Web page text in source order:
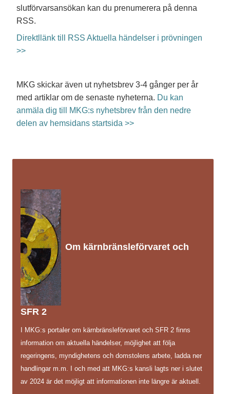
slutförvarsansökan kan du prenumerera på denna
RSS.
Direktllänk till RSS Aktuella händelser i prövningen
>>
MKG skickar även ut nyhetsbrev 3-4 gånger per år
med artiklar om de senaste nyheterna. Du kan
anmäla dig till MKG:s nyhetsbrev från den nedre
delen av hemsidans startsida >>
Om kärnbränsleförvaret och
SFR 2
I MKG:s portaler om kärnbränsleförvaret och SFR 2 finns
information om aktuella händelser, möjlighet att följa
regeringens, myndighetens och domstolens arbete, ladda ner
handlingar m.m. I och med att MKG:s kansli lagts ner i slutet
av 2024 är det möjligt att informationen inte längre är aktuell.